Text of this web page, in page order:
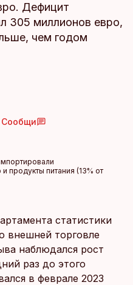
Дефицит
305 миллионов евро,
чем годом
Сообщи
продукты питания (13% от
статистики
внешней торговле
наблюдался рост
раз до этого
в феврале 2023